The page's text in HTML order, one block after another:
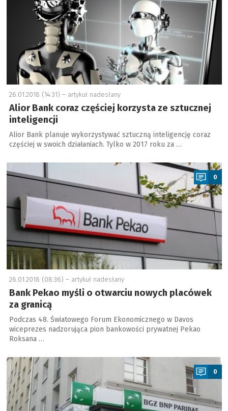
26.01.2018 (14:31) – artykuł nadesłany
Alior Bank coraz częściej korzysta ze sztucznej
inteligencji
Alior Bank planuje wykorzystywać sztuczną inteligencję coraz
częściej w swoich działaniach. Tylko w 2017 roku za …
a
0
26.01.2018 (08:36) – artykuł nadesłany
Bank Pekao myśli o otwarciu nowych placówek
za granicą
Podczas 48. Światowego Forum Ekonomicznego w Davos
wiceprezes nadzorująca pion bankowości prywatnej Pekao
Roksana …
a
0